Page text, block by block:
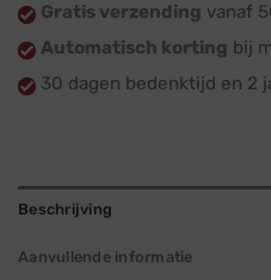
Gratis verzending vanaf
Automatisch korting bij
30 dagen bedenktijd en 2
Beschrijving
Aanvullende informatie